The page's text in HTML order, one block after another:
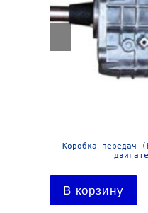
Коробка передач
В корзину